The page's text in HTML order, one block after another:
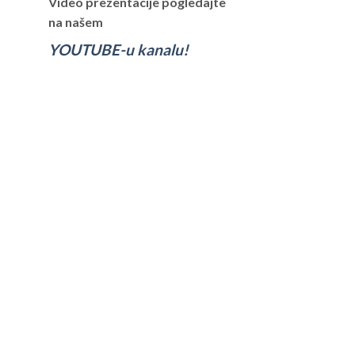
na našem
YOUTUBE-u kanalu!